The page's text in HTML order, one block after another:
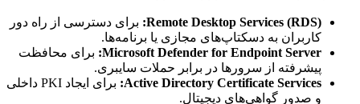
Remote Desktop Services (RDS): برای دسترسی از راه دور
کاربران به دسکتاپ‌های مجازی یا برنامه‌ها.
Microsoft Defender for Endpoint Server: برای محافظت
پیشرفته از سرورها در برابر حملات سایبری.
Active Directory Certificate Services:
برای ایجاد PKI داخلی
و صدور گواهی‌های دیجیتال.